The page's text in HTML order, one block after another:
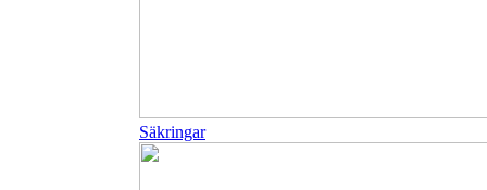
Säkringar